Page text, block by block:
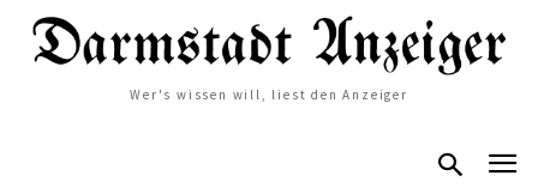
Wer's wissen will, liest den Anzeiger